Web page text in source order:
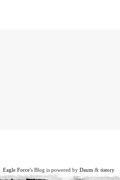
Eagle Force's Blog is powered by Daum & tistory